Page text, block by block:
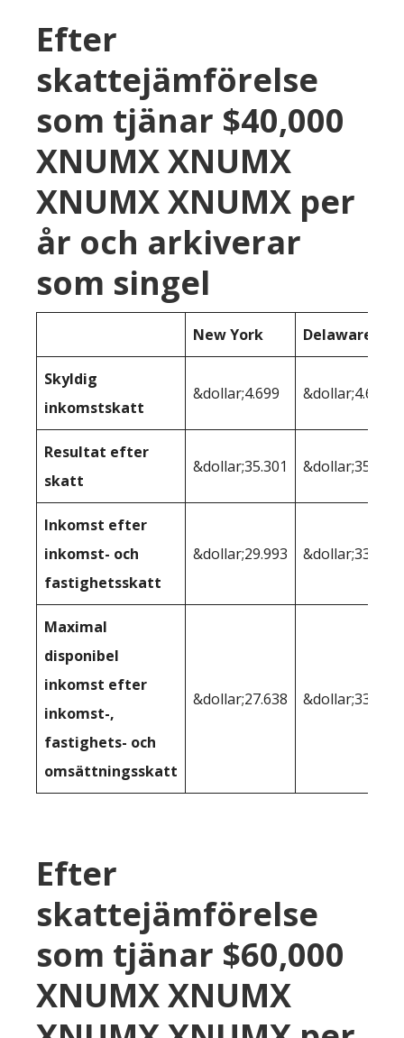
Efter
skattejämförelse
som tjänar $40,000
XNUMX XNUMX
XNUMX XNUMX per
år och arkiverar
som singel
New York Delaware
Skyldig
inkomstskatt
&dollar;4.699 &dollar;4.687
Resultat efter
skatt
&dollar;35.301 &dollar;35.313
Inkomst efter
inkomst- och
fastighetsskatt
&dollar;29.993 &dollar;33.549
Maximal
disponibel
inkomst efter
inkomst-,
fastighets- och
omsättningsskatt
&dollar;27.638 &dollar;33.549
Efter
skattejämförelse
som tjänar $60,000
XNUMX XNUMX